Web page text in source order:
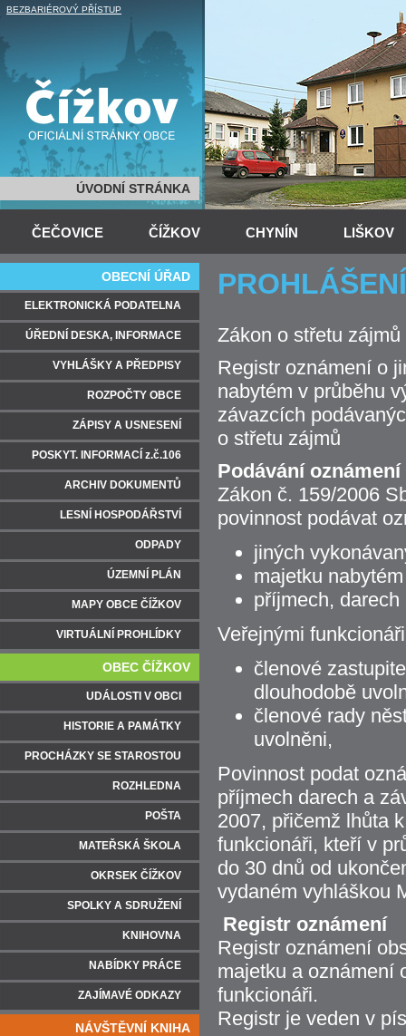
BEZBARIÉROVÝ PŘÍSTUP
ÚVODNÍ STRÁNKA
ČEČOVICE ČÍŽKOV CHYNÍN LIŠKOV
Zákon o střetu
Registr oznámení o
nabytém v průběhu
závazcích
o střetu zájmů
Podávání oznámení
Zákon č. 159/2006
povinnost podávat
jiných
majetku
příjmech,
Veřejnými
členové
dlouhodobě
členové rady
uvolněni,
Povinnost podat
příjmech darech a
2007, přičemž lhůta
funkcionáři, kteří v
do 30 dnů od
vydaném vyhláškou
Registr oznámení
Registr oznámení
majetku a oznámení
funkcionáři.
Registr je veden v
OBECNÍ ÚŘAD
ELEKTRONICKÁ PODATELNA
ÚŘEDNÍ DESKA, INFORMACE
VYHLÁŠKY A PŘEDPISY
ROZPOČTY OBCE
ZÁPISY A USNESENÍ
POSKYT. INFORMACÍ z.č.106
ARCHIV DOKUMENTŮ
LESNÍ HOSPODÁŘSTVÍ
ODPADY
ÚZEMNÍ PLÁN
MAPY OBCE ČÍŽKOV
VIRTUÁLNÍ PROHLÍDKY
OBEC ČÍŽKOV
UDÁLOSTI V OBCI
HISTORIE A PAMÁTKY
PROCHÁZKY SE STAROSTOU
ROZHLEDNA
POŠTA
MATEŘSKÁ ŠKOLA
OKRSEK ČÍŽKOV
SPOLKY A SDRUŽENÍ
KNIHOVNA
NABÍDKY PRÁCE
ZAJÍMAVÉ ODKAZY
NÁVŠTĚVNÍ KNIHA